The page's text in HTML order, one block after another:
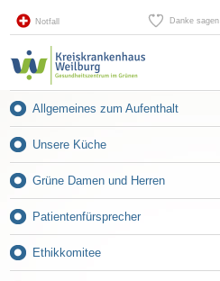
Notfall Danke sagen
Allgemeines zum Aufenthalt
Unsere Küche
Grüne Damen und Herren
Patientenfürsprecher
Ethikkomitee